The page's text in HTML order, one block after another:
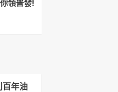
領普發!
百年油